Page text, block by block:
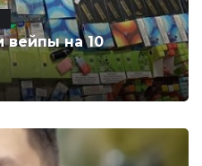
вейпы на 10